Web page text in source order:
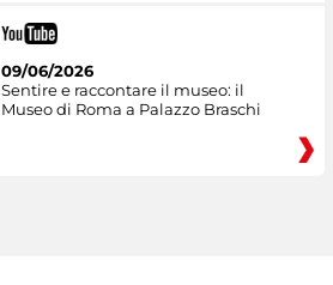
09/06/2026
Sentire e raccontare il museo: il
Museo di Roma a Palazzo Braschi